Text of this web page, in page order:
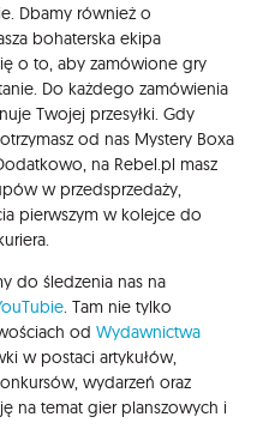
Dbamy również o
bohaterska ekipa
o to, aby zamówione gry
Do każdego zamówienia
Twojej przesyłki. Gdy
od nas Mystery Boxa
Dodatkowo, na Rebel.pl masz
w przedsprzedaży,
pierwszym w kolejce do
do śledzenia nas na
. Tam nie tylko
od Wydawnictwa
w postaci artykułów,
wydarzeń oraz
na temat gier planszowych i